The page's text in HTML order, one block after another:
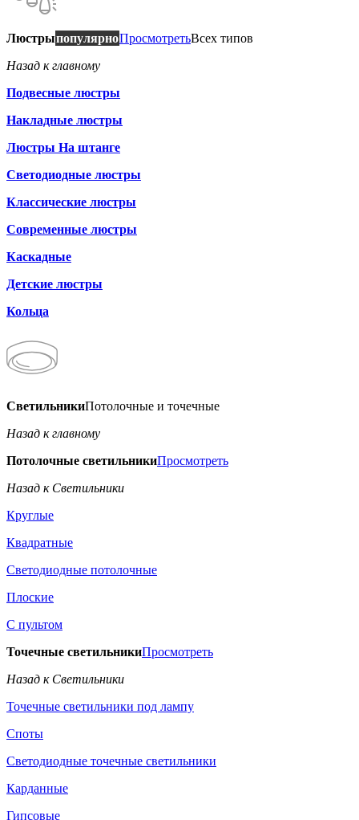
ЛюстрыпопулярноПросмотретьВсех типов
Назад к главному
Подвесные люстры
Накладные люстры
Люстры На штанге
Светодиодные люстры
Классические люстры
Современные люстры
Каскадные
Детские люстры
Кольца
СветильникиПотолочные и точечные
Назад к главному
Потолочные светильникиПросмотреть
Назад к Светильники
Круглые
Квадратные
Светодиодные потолочные
Плоские
С пультом
Точечные светильникиПросмотреть
Назад к Светильники
Точечные светильники под лампу
Споты
Светодиодные точечные светильники
Карданные
Гипсовые